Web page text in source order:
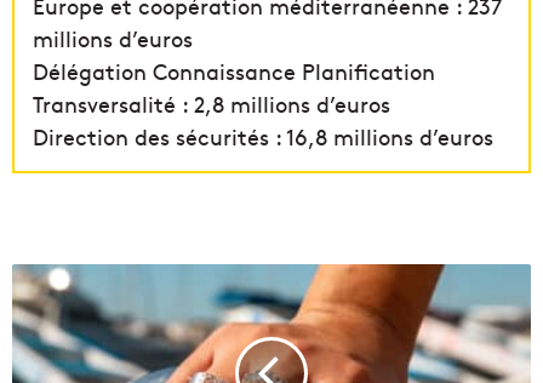
millions d’euros
Délégation Connaissance Planification
Transversalité : 2,8 millions d’euros
Direction des sécurités : 16,8 millions d’euros
U
n
m
a